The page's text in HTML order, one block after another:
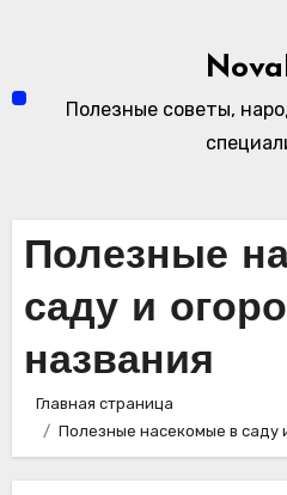
Полезные советы,
Полезные
саду и
названия
Главная страница
Полезные насекомые в саду